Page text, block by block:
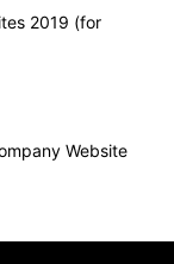
2019 (for
Website